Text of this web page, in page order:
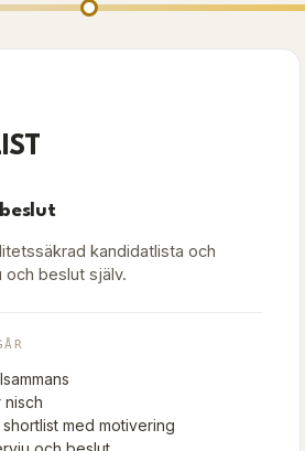
kandidatlista och
och beslut själv.
nisch
med motivering